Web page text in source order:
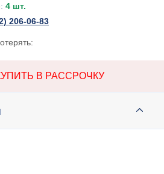
4 шт.
206-06-83
В РАССРОЧКУ